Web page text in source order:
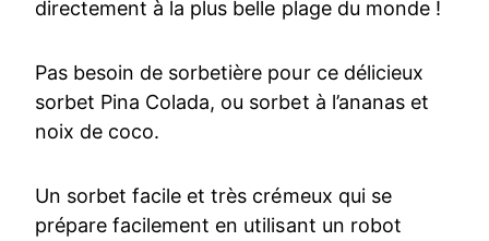
directement à la plus belle plage du monde !
Pas besoin de sorbetière pour ce délicieux
sorbet Pina Colada, ou sorbet à l’ananas et
noix de coco.
Un sorbet facile et très crémeux qui se
prépare facilement en utilisant un robot